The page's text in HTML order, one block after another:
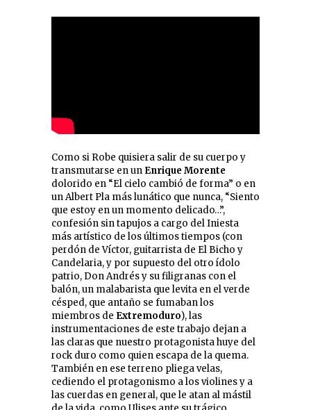
Como si Robe quisiera salir de su cuerpo y
transmutarse en un Enrique Morente
dolorido en “El cielo cambió de forma” o en
un Albert Pla más lunático que nunca, “Siento
que estoy en un momento delicado…”,
confesión sin tapujos a cargo del Iniesta
más artístico de los últimos tiempos (con
perdón de Víctor, guitarrista de El Bicho y
Candelaria, y por supuesto del otro ídolo
patrio, Don Andrés y su filigranas con el
balón, un malabarista que levita en el verde
césped, que antaño se fumaban los
miembros de Extremoduro), las
instrumentaciones de este trabajo dejan a
las claras que nuestro protagonista huye del
rock duro como quien escapa de la quema.
También en ese terreno pliega velas,
cediendo el protagonismo a los violines y a
las cuerdas en general, que le atan al mástil